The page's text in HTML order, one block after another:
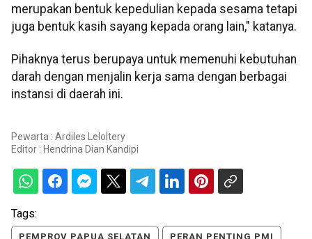
merupakan bentuk kepedulian kepada sesama tetapi
juga bentuk kasih sayang kepada orang lain," katanya.
Pihaknya terus berupaya untuk memenuhi kebutuhan
darah dengan menjalin kerja sama dengan berbagai
instansi di daerah ini.
Pewarta : Ardiles Leloltery
Editor : Hendrina Dian Kandipi
Tags:
PEMPROV PAPUA SELATAN PERAN PENTING PMI